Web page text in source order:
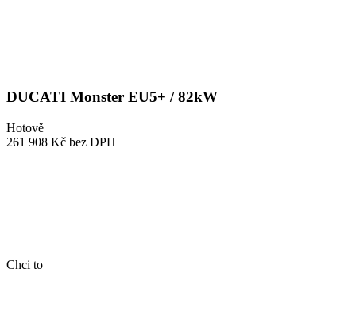
DUCATI Monster EU5+ / 82kW
Hotově
261 908 Kč bez DPH
Chci to